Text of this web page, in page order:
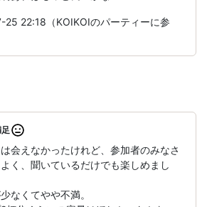
22:18（KOIKOIのパーティーに参
会えなかったけれど、参加者のみなさ
く、聞いているだけでも楽しめまし
なくてやや不満。